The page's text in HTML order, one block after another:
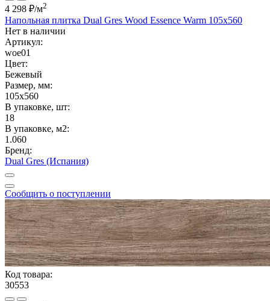
4 298 ₽/м2
Напольная плитка Dual Gres Wood Essence Warm 105x560
Нет в наличии
Артикул:
woe01
Цвет:
Бежевый
Размер, мм:
105x560
В упаковке, шт:
18
В упаковке, м2:
1.060
Бренд:
Dual Gres (Испания)
Сообщить о поступлении
Код товара:
30553